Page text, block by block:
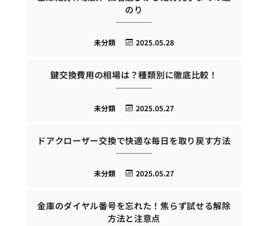
のり
2025.05.28
未分類
鍵交換費用の相場は？種類別に徹底比較！
2025.05.27
未分類
ドアクローザー交換で快適な毎日を取り戻す方法
2025.05.27
未分類
金庫のダイヤル番号を忘れた！焦らず試せる解除
方法と注意点